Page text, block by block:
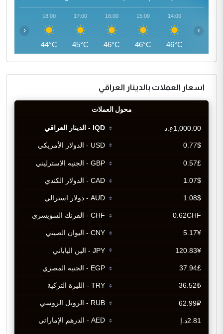
14:00
46°C
15:00
46°C
16:00
46°C
17:00
45°C
18:00
44°C
‹ ›
اسعار العملات بالدينار العراقي